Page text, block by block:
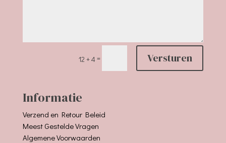
12 + 4= Versturen
Informatie
Verzend en Retour Beleid
Meest Gestelde Vragen
Algemene Voorwaarden